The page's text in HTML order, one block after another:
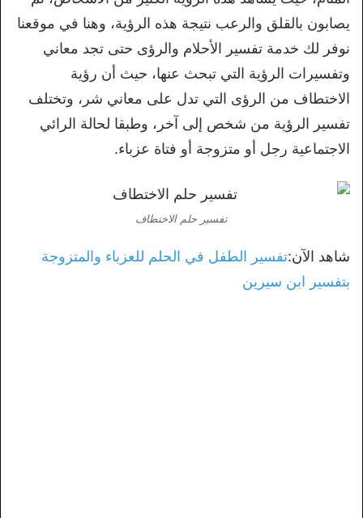
يصابون بالقلق والرعب نتيجة هذه الرؤية، وهنا في موقعنا
نوفر لك خدمة تفسير الأحلام والرؤى حتى تجد معاني
وتفسيرات الرؤية التي تبحث عنها، حيث أن رؤية
الاختطاف من الرؤى التي تدل على معاني شر، وتختلف
تفسير الرؤية من شخص إلى آخر، وطبقا لحالة الرائي
الاجتماعية رجل أو متزوجة أو فتاة عزباء.
تفسير حلم الاختطاف
شاهد الآن:تفسير الطفل في الحلم للعزباء والمتزوجة
بتفسير ابن سيرين